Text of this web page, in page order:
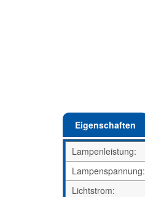
Eigenschaften
Lampenleistung:
Lampenspannung:
Lichtstrom: